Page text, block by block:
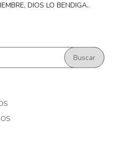
DIOS LO BENDIGA..